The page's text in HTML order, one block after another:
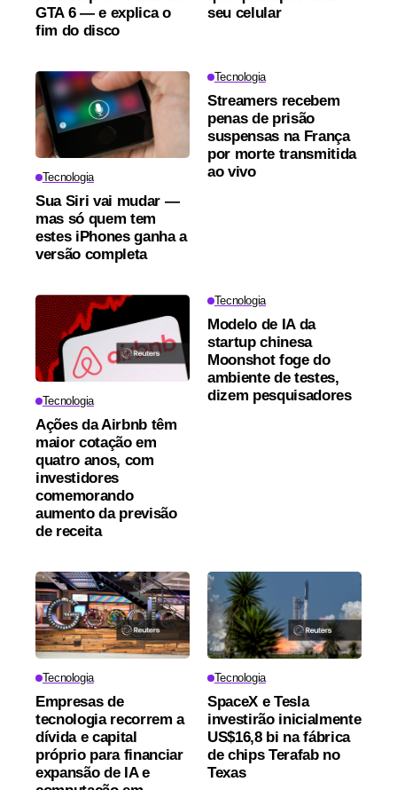
GTA 6 — e explica o
fim do disco
seu celular
Tecnologia
Sua Siri vai mudar —
mas só quem tem
estes iPhones ganha a
versão completa
Tecnologia
Streamers recebem
penas de prisão
suspensas na França
por morte transmitida
ao vivo
Tecnologia
Ações da Airbnb têm
maior cotação em
quatro anos, com
investidores
comemorando
aumento da previsão
de receita
Tecnologia
Modelo de IA da
startup chinesa
Moonshot foge do
ambiente de testes,
dizem pesquisadores
Tecnologia
Empresas de
tecnologia recorrem a
dívida e capital
próprio para financiar
expansão de IA e
Tecnologia
SpaceX e Tesla
investirão inicialmente
US$16,8 bi na fábrica
de chips Terafab no
Texas